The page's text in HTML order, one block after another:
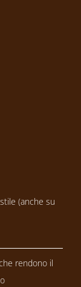
(anche su
rendono il